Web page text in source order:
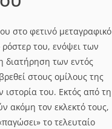
στο φετινό μεταγραφικό
του, ενόψει των
διατήρηση των εντός
στους ομίλους της
του. Εκτός από τη
ακόμη τον εκλεκτό τους,
το τελευταίο